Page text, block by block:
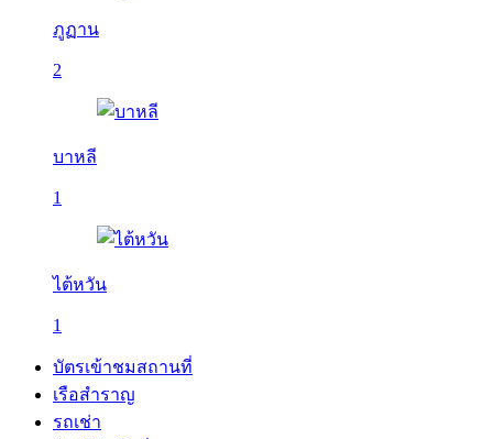
ภูฏาน
2
บาหลี
1
ไต้หวัน
1
บัตรเข้าชมสถานที่
เรือสำราญ
รถเช่า